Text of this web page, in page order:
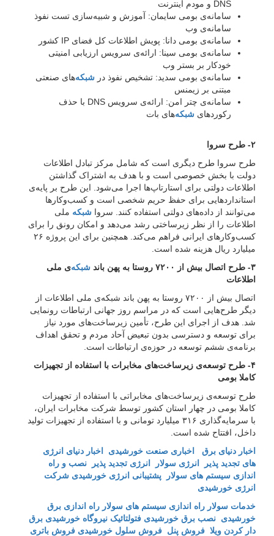
DNS و مودم اینترنت
سامانه‌ی بومی سایمان: آموزش و شبیه‌سازی تست نفوذ
سامانه‌ی وب
سامانه‌ی بومی دانا: پویش اطلاعات کل فضای IP کشور
سامانه‌ی بومی سینا: ارائه‌ی سرویس ارزیابی امنیتی
خودکار بر بستر وب
سامانه‌ی بومی سدید: تشخیص نفوذ در شبکه‌های صنعتی
مبتنی بر زیمنس
سامانه‌ی چتر امن: ارائه‌ی سرویس DNS با حذف
رکوردهای شبکه‌های بات
۲- طرح سروا
طرح سروا طرح دیگری است که شامل مرکز تبادل اطلاعات
دولت با بخش خصوصی است و با هدف به اشتراک گذاشتن
اطلاعات دولتی برای استارتاپ‌ها اجرا می‌شود. این طرح بر پایه‌ی
استانداردهایی برای حفظ حریم شخصی است و کسب‌وکارها
می‌توانند از داده‌های دولتی استفاده کنند. سروا شبکه ملی
اطلاعات را از نظر زیرساختی رشد می‌دهد و امکان رونق را برای
کسب‌وکارهای ایرانی فراهم می‌کند. همچنین برای این پروژه ۲۶
میلیارد ریال هزینه شده است.
۳- طرح اتصال بیش از ۷۲۰۰ روستا به پهن باند
شبکه‌ی ملی
اطلاعات
اتصال بیش از ۷۲۰۰ روستا به پهن باند شبکه‌ی ملی اطلاعات از
دیگر طرح‌هایی است که در مراسم روز جهانی ارتباطات رونمایی
شد. هدف از اجرای این طرح، تأمین زیرساخت‌های مورد نیاز
برای توسعه و دسترسی بدون تبعیض آحاد مردم و تحقق اهداف
برنامه‌ی ششم توسعه در حوزه‌ی ارتباطات است.
۴- طرح توسعه‌ی زیرساخت‌های مخابرات با استفاده از تجهیزات
کاملا بومی
طرح توسعه‌ی زیرساخت‌های مخابراتی با استفاده از تجهیزات
کاملا بومی در چهار استان کشور توسط شرکت مخابرات ایران،
با سرمایه‌گذاری ۳۱۶ میلیارد تومانی و با استفاده از تجهیزات تولید
داخل، افتتاح شده است.
اخبار دنیای برق
اخباری صنعت خورشیدی
اخبار دنیای انرژی
های تجدید پذیر
انرژی سولار انرژی تجدید پذیر
نصب و راه
اندازی سیستم های سولار
پشتیبانی انرژی خورشیدی شرکت
انرژی خورشیدی
خدمات سولار راه اندازی سیستم های سولار راه اندازی برق
خورشیدی نصب برق خورشیدی فتولتائیک نیروگاه خورشیدی برق
دار کردن ویلا فروش پنل فروش سلول خورشیدی فروش باتری